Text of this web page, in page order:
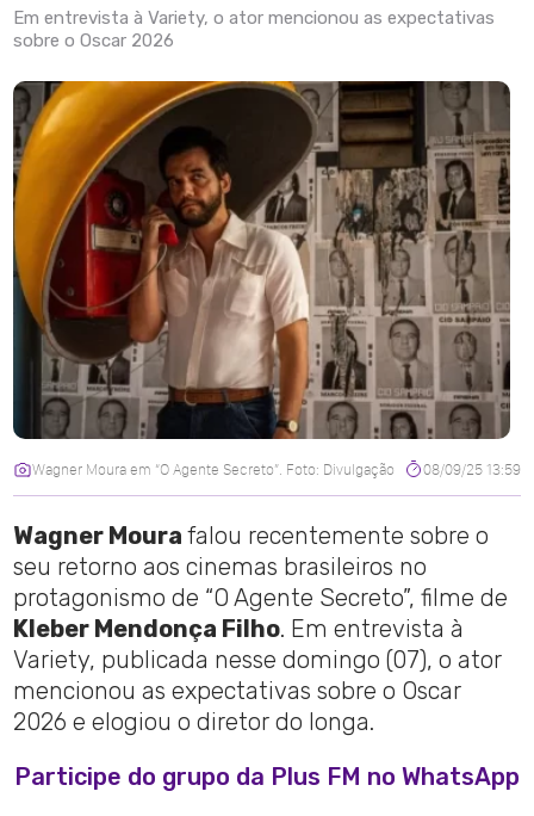
Em entrevista à Variety, o ator mencionou as expectativas
sobre o Oscar 2026
Wagner Moura em “O Agente Secreto”. Foto: Divulgação 08/09/25 13:59
Wagner Mourafalou recentemente sobre o
seu retorno aos cinemas brasileiros no
protagonismo de “O Agente Secreto”, filme de
Kleber Mendonça Filho. Em entrevista à
Variety, publicada nesse domingo (07), o ator
mencionou as expectativas sobre o Oscar
2026 e elogiou o diretor do longa.
Participe do grupo da Plus FM no WhatsApp